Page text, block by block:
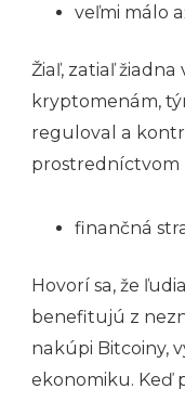
veľmi málo
Žiaľ, zatiaľ
kryptomenám,
reguloval a
prostredníctvom
finančná
Hovorí sa, že
benefitujú z
nakúpi Bitcoiny,
ekonomiku. Keď